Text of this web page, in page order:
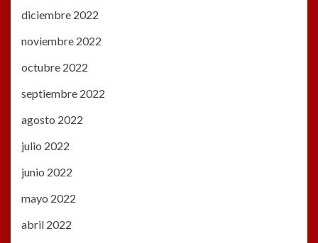
diciembre 2022
noviembre 2022
octubre 2022
septiembre 2022
agosto 2022
julio 2022
junio 2022
mayo 2022
abril 2022